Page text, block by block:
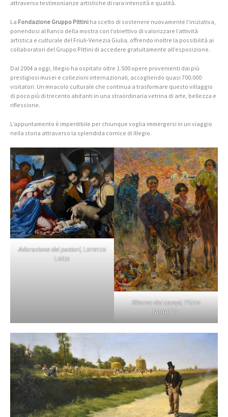
attraverso testimonianze artistiche di rara intensità e qualità.
La Fondazione Gruppo Pittini ha scelto di sostenere nuovamente l’iniziativa,
ponendosi al fianco della mostra con l’obiettivo di valorizzare l’attività
artistica e culturale del Friuli-Venezia Giulia, offrendo inoltre la possibilità ai
collaboratori del Gruppo Pittini di accedere gratuitamente all’esposizione.
Dal 2004 a oggi, Illegio ha ospitato oltre 1.500 opere provenienti dai più
prestigiosi musei e collezioni internazionali, accogliendo quasi 700.000
visitatori. Un miracolo culturale che continua a trasformare questo villaggio
di poco più di trecento abitanti in una straordinaria vetrina di arte, bellezza e
riflessione.
L’appuntamento è imperdibile per chiunque voglia immergersi in un viaggio
nella storia attraverso la splendida cornice di Illegio.
Adorazione dei pastori, Lorenzo
Lotto
Ritorno dai campi, Plinio
Nomellini